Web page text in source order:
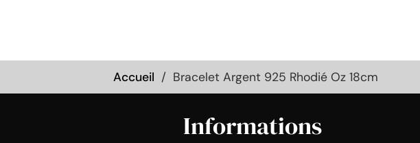
Accueil Bracelet Argent 925 Rhodié Oz 18cm
Informations